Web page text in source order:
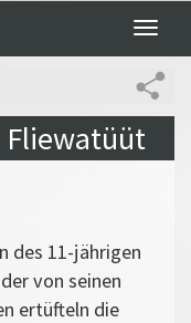
Toggle
Fliewatüüt
des 11-jährigen
von seinen
ertüfteln die